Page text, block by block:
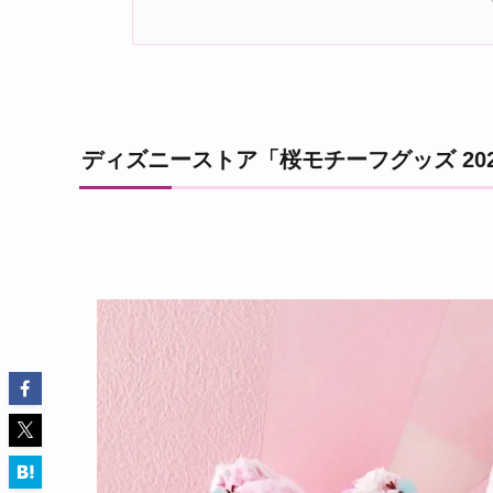
ディズニーストア「桜モチーフグッズ